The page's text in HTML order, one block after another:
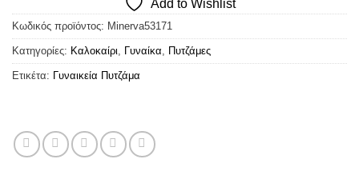
Add to Wishlist
Κωδικός προϊόντος: Minerva53171
Κατηγορίες: Καλοκαίρι, Γυναίκα, Πυτζάμες
Ετικέτα: Γυναικεία Πυτζάμα